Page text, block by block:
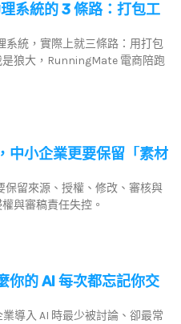
系統的 3 條路：打包工
系統，實際上就三條路：用打包
狼大，RunningMate 電商陪跑
中小企業更要保留「素材
保留來源、授權、修改、審核與
與審稿責任失控。
你的 AI 每次都忘記你交
導入 AI 時最少被討論、卻最常